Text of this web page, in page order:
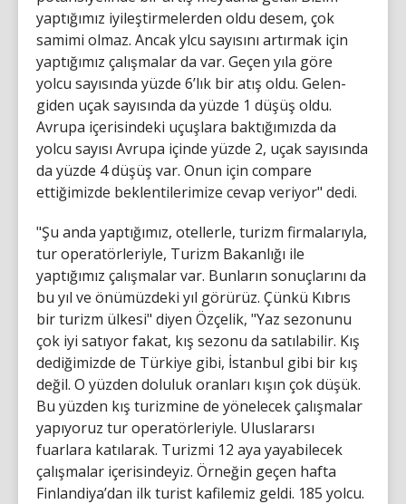
yaptığımız iyileştirmelerden oldu desem, çok
samimi olmaz. Ancak ylcu sayısını artırmak için
yaptığımız çalışmalar da var. Geçen yıla göre
yolcu sayısında yüzde 6’lık bir atış oldu. Gelen-
giden uçak sayısında da yüzde 1 düşüş oldu.
Avrupa içerisindeki uçuşlara baktığımızda da
yolcu sayısı Avrupa içinde yüzde 2, uçak sayısında
da yüzde 4 düşüş var. Onun için compare
ettiğimizde beklentilerimize cevap veriyor" dedi.
"Şu anda yaptığımız, otellerle, turizm firmalarıyla,
tur operatörleriyle, Turizm Bakanlığı ile
yaptığımız çalışmalar var. Bunların sonuçlarını da
bu yıl ve önümüzdeki yıl görürüz. Çünkü Kıbrıs
bir turizm ülkesi" diyen Özçelik, "Yaz sezonunu
çok iyi satıyor fakat, kış sezonu da satılabilir. Kış
dediğimizde de Türkiye gibi, İstanbul gibi bir kış
değil. O yüzden doluluk oranları kışın çok düşük.
Bu yüzden kış turizmine de yönelecek çalışmalar
yapıyoruz tur operatörleriyle. Uluslararsı
fuarlara katılarak. Turizmi 12 aya yayabilecek
çalışmalar içerisindeyiz. Örneğin geçen hafta
Finlandiya’dan ilk turist kafilemiz geldi. 185 yolcu.